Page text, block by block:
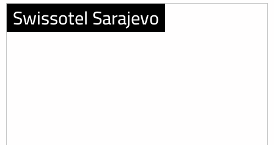
Swissotel Sarajevo